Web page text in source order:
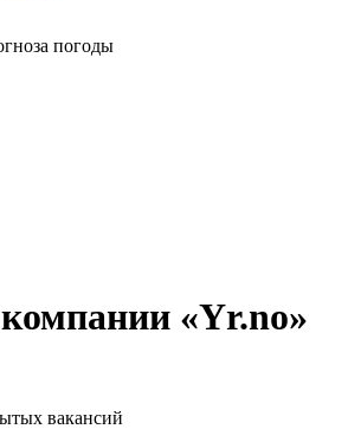
погоды
«Yr.no»
вакансий